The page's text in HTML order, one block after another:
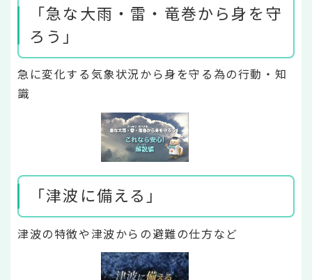
「急な大雨・雷・竜巻から身を守
ろう」
急に変化する気象状況から身を守る為の行動・知
識
「津波に備える」
津波の特徴や津波からの避難の仕方など